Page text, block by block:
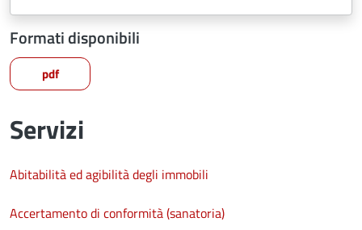
Formati disponibili
pdf
Servizi
Abitabilità ed agibilità degli immobili
Accertamento di conformità (sanatoria)